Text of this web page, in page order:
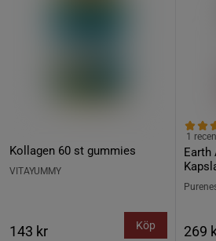
Kollagen 60 st gummies
VITAYUMMY
143 kr Köp
Earth
1
269